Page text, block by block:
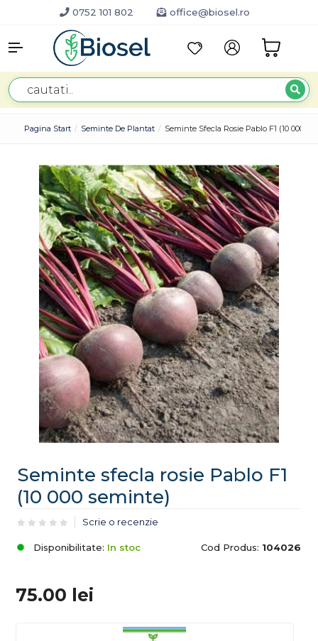
0752 101 802 office@biosel.ro
Pagina Start Seminte De Plantat Seminte Sfecla Rosie Pablo F1 (10 000
Seminte sfecla rosie Pablo F1
(10 000 seminte)
Scrie o recenzie
Disponibilitate: In stoc Cod Produs: 104026
75.00 lei